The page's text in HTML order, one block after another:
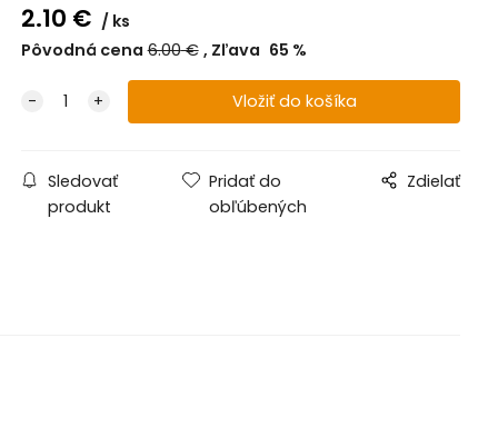
2.10 €
ks
Pôvodná cena 6.00€ Zľava 65 %
Sledovať
produkt
Pridať do
obľúbených
Zdielať